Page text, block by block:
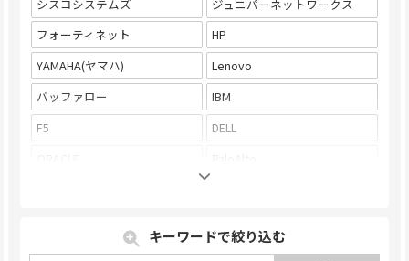
シスコシステムズ
ジュニパーネットワークス
フォーティネット
HP
YAMAHA(ヤマハ)
Lenovo
バッファロー
IBM
F5
DELL
ARISTA
A10
キーワードで絞り込む